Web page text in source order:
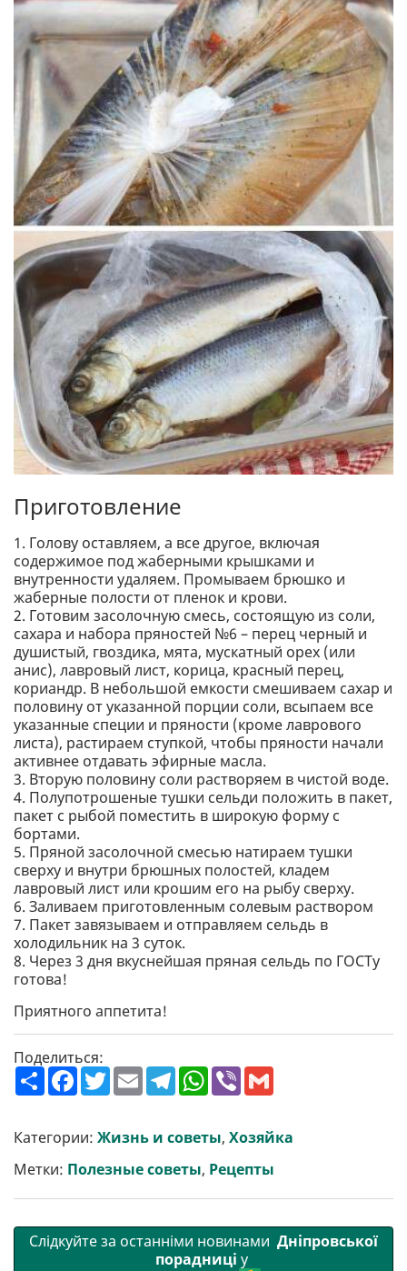
Приготовление
1. Голову оставляем, а все другое, включая
содержимое под жаберными крышками и
внутренности удаляем. Промываем брюшко и
жаберные полости от пленок и крови.
2. Готовим засолочную смесь, состоящую из соли,
сахара и набора пряностей №6 – перец черный и
душистый, гвоздика, мята, мускатный орех (или
анис), лавровый лист, корица, красный перец,
кориандр. В небольшой емкости смешиваем сахар и
половину от указанной порции соли, всыпаем все
указанные специи и пряности (кроме лаврового
листа), растираем ступкой, чтобы пряности начали
активнее отдавать эфирные масла.
3. Вторую половину соли растворяем в чистой воде.
4. Полупотрошеные тушки сельди положить в пакет,
пакет с рыбой поместить в широкую форму с
бортами.
5. Пряной засолочной смесью натираем тушки
сверху и внутри брюшных полостей, кладем
лавровый лист или крошим его на рыбу сверху.
6. Заливаем приготовленным солевым раствором
7. Пакет завязываем и отправляем сельдь в
холодильник на 3 суток.
8. Через 3 дня вкуснейшая пряная сельдь по ГОСТу
готова!
Приятного аппетита!
Поделиться:
П
о
ш
р
и
и
F
a
c
b
o
k
T
w
t
e
E
m
a
l
T
e
g
r
m
W
h
a
s
A
p
p
V
b
r l
Категории: Жизнь и советы, Хозяйка
Метки: Полезные советы, Рецепты
Слідкуйте за останніми новинами Дніпровської
порадниці у